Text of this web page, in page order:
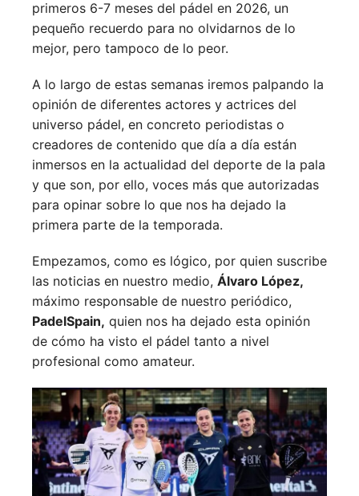
primeros 6-7 meses del pádel en 2026, un
pequeño recuerdo para no olvidarnos de lo
mejor, pero tampoco de lo peor.
A lo largo de estas semanas iremos palpando la
opinión de diferentes actores y actrices del
universo pádel, en concreto periodistas o
creadores de contenido que día a día están
inmersos en la actualidad del deporte de la pala
y que son, por ello, voces más que autorizadas
para opinar sobre lo que nos ha dejado la
primera parte de la temporada.
Empezamos, como es lógico, por quien suscribe
las noticias en nuestro medio, Álvaro López,
máximo responsable de nuestro periódico,
PadelSpain, quien nos ha dejado esta opinión
de cómo ha visto el pádel tanto a nivel
profesional como amateur.